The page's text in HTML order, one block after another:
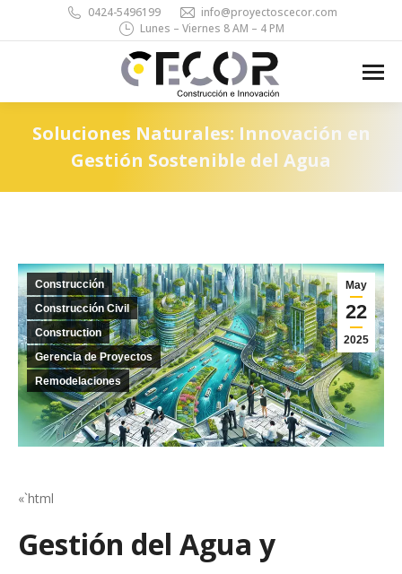
0424-5496199
info@proyectoscecor.com
Lunes – Viernes 8 AM – 4 PM
Soluciones Naturales: Innovación en
Gestión Sostenible del Agua
May
22
2025
Construcción
Construcción Civil
Construction
Gerencia de Proyectos
Remodelaciones
«`html
Gestión del Agua y